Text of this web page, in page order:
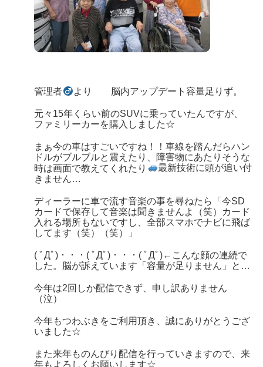
管理者 より 脳内アップデート容量足りず。
元々15年くらい前のSUVに乗っていたんですが、
ファミリーカーを購入しました☆
まぁ今の車はすごいですね！！車線を踏んだらハン
ドルがブルブルと震えたり、障害物にあたりそうな
時は画面で教えてくれたり
最新技術に頭が追い付
きません…
ディーラーに車で流す音楽の事を尋ねたら
「今SD
カードで保存して音楽は聞きませんよ（笑）カード
入れる場所もないですし、全部スマホでナビに飛ば
してます（笑）（笑）」
( ﾟДﾟ)・・・( ﾟДﾟ)・・・( ﾟДﾟ)←こんな顔の連続で
した。脳が訴えています「容量が足りません」と…
今年は2回しか配信できず、申し訳ありません
（泣）
今年もつわぶきをご利用頂き、誠にありがとうござ
いました☆
また来年ものんびり配信を行っていきますので、来
年もよろしくお願いします☆